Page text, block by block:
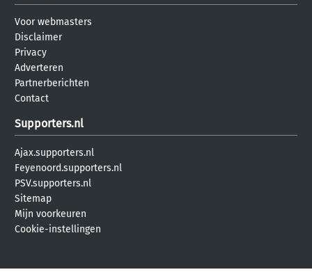
Voor webmasters
Disclaimer
Privacy
Adverteren
Partnerberichten
Contact
Supporters.nl
Ajax.supporters.nl
Feyenoord.supporters.nl
PSV.supporters.nl
Sitemap
Mijn voorkeuren
Cookie-instellingen